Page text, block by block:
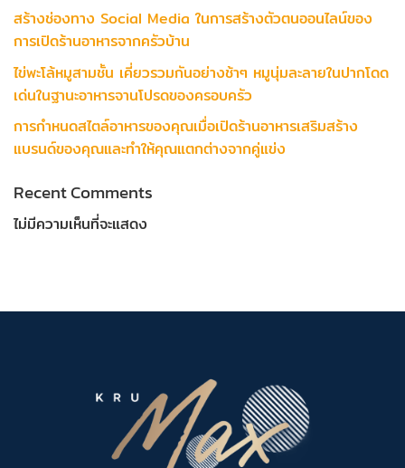
สร้างช่องทาง Social Media ในการสร้างตัวตนออนไลน์ของ
การเปิดร้านอาหารจากครัวบ้าน
ไข่พะโล้หมูสามชั้น เคี่ยวรวมกันอย่างช้าๆ หมูนุ่มละลายในปากโดด
เด่นในฐานะอาหารจานโปรดของครอบครัว
การกำหนดสไตล์อาหารของคุณเมื่อเปิดร้านอาหารเสริมสร้าง
แบรนด์ของคุณและทำให้คุณแตกต่างจากคู่แข่ง
Recent Comments
ไม่มีความเห็นที่จะแสดง